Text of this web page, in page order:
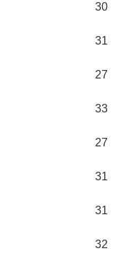
30
31
27
33
27
31
31
32